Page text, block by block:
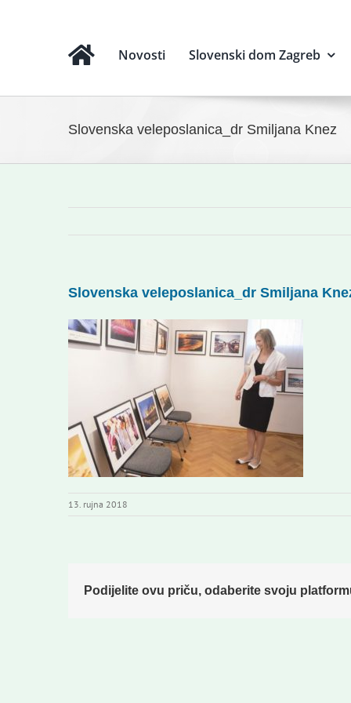
Novosti Slovenski dom Zagreb
Slovenska veleposlanica_dr Smiljana Knez
Slovenska veleposlanica_dr Smiljana
13. rujna 2018
Podijelite ovu priču, odaberite svoju